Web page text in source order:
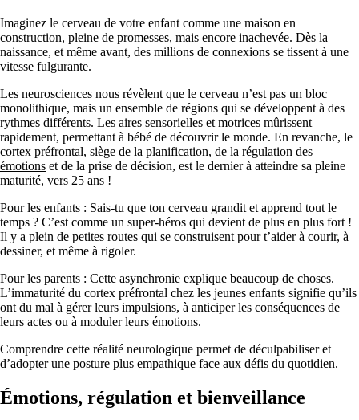
Imaginez le cerveau de votre enfant comme une maison en
construction, pleine de promesses, mais encore inachevée. Dès la
naissance, et même avant, des millions de connexions se tissent à une
vitesse fulgurante.
Les neurosciences nous révèlent que le cerveau n’est pas un bloc
monolithique, mais un ensemble de régions qui se développent à des
rythmes différents. Les aires sensorielles et motrices mûrissent
rapidement, permettant à bébé de découvrir le monde. En revanche, le
cortex préfrontal, siège de la planification, de la régulation des
émotions et de la prise de décision, est le dernier à atteindre sa pleine
maturité, vers 25 ans !
Pour les enfants : Sais-tu que ton cerveau grandit et apprend tout le
temps ? C’est comme un super-héros qui devient de plus en plus fort !
Il y a plein de petites routes qui se construisent pour t’aider à courir, à
dessiner, et même à rigoler.
Pour les parents : Cette asynchronie explique beaucoup de choses.
L’immaturité du cortex préfrontal chez les jeunes enfants signifie qu’ils
ont du mal à gérer leurs impulsions, à anticiper les conséquences de
leurs actes ou à moduler leurs émotions.
Comprendre cette réalité neurologique permet de déculpabiliser et
d’adopter une posture plus empathique face aux défis du quotidien.
Émotions, régulation et bienveillance